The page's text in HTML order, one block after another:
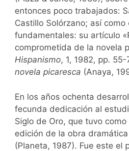
entonces poco trabajados:
Castillo Solórzano; así
fundamentales: su artículo
comprometida de la novela
Hispanismo, 1, 1982, pp.
novela picaresca (Anaya,
En los años ochenta
fecunda dedicación al
Siglo de Oro, que tuvo
edición de la obra
(Planeta, 1987). Fue este el